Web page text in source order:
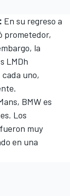
En su regreso a
prometedor,
la
LMDh
uno,
BMW es
Los
muy
en una